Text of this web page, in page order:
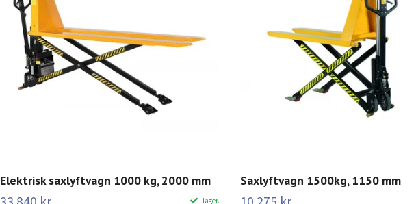
Elektrisk saxlyftvagn 1000 kg, 2000 mm
I lager.
Saxlyftvagn 1500kg, 1150 mm